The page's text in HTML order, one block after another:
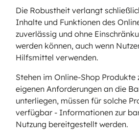
Die Robustheit verlangt
Inhalte und Funktionen des
zuverlässig und ohne
werden können, auch wenn
Hilfsmittel verwenden.
Stehen im Online-Shop Produkte
eigenen Anforderungen an die
unterliegen, müssen für solche
verfügbar - Informationen zur
Nutzung bereitgestellt werden.